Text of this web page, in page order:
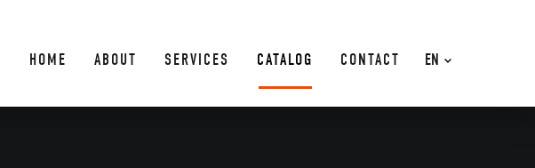
EN
HOME ABOUT SERVICES CATALOG CONTACT